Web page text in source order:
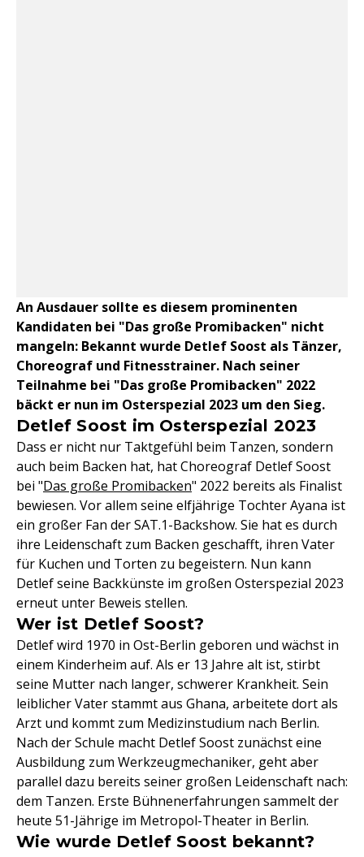
An Ausdauer sollte es diesem prominenten
Kandidaten bei "Das große Promibacken" nicht
mangeln: Bekannt wurde Detlef Soost als Tänzer,
Choreograf und Fitnesstrainer. Nach seiner
Teilnahme bei "Das große Promibacken" 2022
bäckt er nun im Osterspezial 2023 um den Sieg.
Detlef Soost im Osterspezial 2023
Dass er nicht nur Taktgefühl beim Tanzen, sondern
auch beim Backen hat, hat Choreograf Detlef Soost
bei "Das große Promibacken" 2022 bereits als Finalist
bewiesen. Vor allem seine elfjährige Tochter Ayana ist
ein großer Fan der SAT.1-Backshow. Sie hat es durch
ihre Leidenschaft zum Backen geschafft, ihren Vater
für Kuchen und Torten zu begeistern. Nun kann
Detlef seine Backkünste im großen Osterspezial 2023
erneut unter Beweis stellen.
Wer ist Detlef Soost?
Detlef wird 1970 in Ost-Berlin geboren und wächst in
einem Kinderheim auf. Als er 13 Jahre alt ist, stirbt
seine Mutter nach langer, schwerer Krankheit. Sein
leiblicher Vater stammt aus Ghana, arbeitete dort als
Arzt und kommt zum Medizinstudium nach Berlin.
Nach der Schule macht Detlef Soost zunächst eine
Ausbildung zum Werkzeugmechaniker, geht aber
parallel dazu bereits seiner großen Leidenschaft nach:
dem Tanzen. Erste Bühnenerfahrungen sammelt der
heute 51-Jährige im Metropol-Theater in Berlin.
Wie wurde Detlef Soost bekannt?